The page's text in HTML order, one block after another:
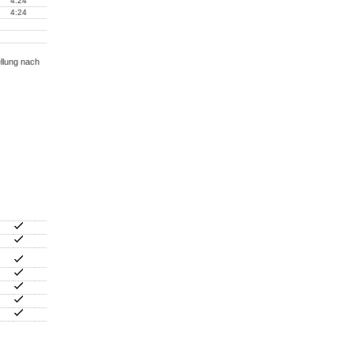
4:24
nach